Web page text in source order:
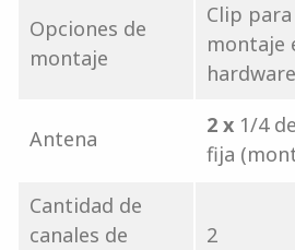
Opciones de
montaje
Clip
montaje
Antena
2 x 1/4
fija
Cantidad de
canales de
2